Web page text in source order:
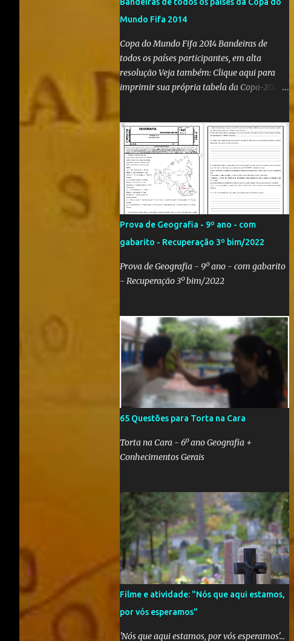
Mundo Fifa 2014
Copa do Mundo Fifa 2014 Bandeiras de
todos os países participantes, em alta
resolução Veja também: Clique aqui para
imprimir sua própria tabela da Copa-2014
Fifa Qatar 2022! Clique aqui e confira os
hinos, com letra e tradução, de todos os
países participantes da Copa do Mundo Fifa
Qatar 2022! Com um evento como a Copa
do Mundo ocorrendo no Brasil,
independentemente se você seja do time
'Viva Copa' ou do time 'Não vai ter Copa',
uma hora ou outra acaba precisando das
bandeiras dos países que participarão do
evento (para exaltá-los ou para estraçalhá-
los). Principalmente se você for aluno ou
Aí, precisa correr para o Google Imagens,
achar a bandeira correta, com a resolução
adequada... a maior função. Eu sei porque já
precisei fazer isso. Como deixei os arquivos
armazenados em cas...
Prova de Geografia - 9º ano - com
gabarito - Recuperação 3º bim/2022
Prova de Geografia - 9º ano - com gabarito
- Recuperação 3º bim/2022
65 Questões para Torta na Cara
Torta na Cara - 6º ano Geografia +
Conhecimentos Gerais
Filme e atividade: "Nós que aqui estamos,
por vós esperamos"
'Nós que aqui estamos, por vós esperamos'...